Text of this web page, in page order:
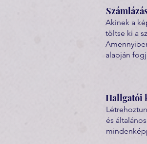
Akinek a
töltse ki a
alapján
Hallgatói
és